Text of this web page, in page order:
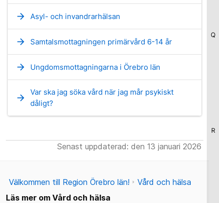
Q
R
arrow_forward Asyl- och invandrarhälsan
arrow_forward Samtalsmottagningen primärvård 6-14 år
arrow_forward Ungdomsmottagningarna i Örebro län
arrow_forward
Var ska jag söka vård när jag mår psykiskt
dåligt?
Senast uppdaterad: den 13 januari 2026
Välkommen till Region Örebro län!
Vård och hälsa
Läs mer om Vård och hälsa